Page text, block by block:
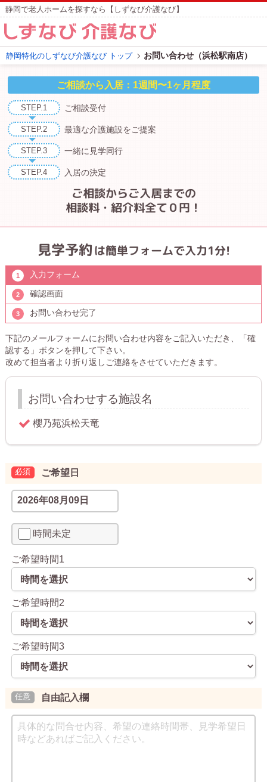
静岡で老人ホームを探すなら【しずなび介護なび】
静岡特化のしずなび介護なび トップ お問い合わせ（浜松駅南店）
STEP.1 ご相談受付
STEP.2 最適な介護施設をご提案
STEP.3 一緒に見学同行
STEP.4 入居の決定
ご相談からご入居までの
相談料・紹介料全て０円！
見学予約は簡単フォームで入力1分!
入力フォーム
確認画面
お問い合わせ完了
下記のメールフォームにお問い合わせ内容をご記入いただき、「確
認する」ボタンを押して下さい。
改めて担当者より折り返しご連絡をさせていただきます。
お問い合わせする施設名
ご希望日
時間未定
ご希望時間1
ご希望時間2
ご希望時間3
自由記入欄